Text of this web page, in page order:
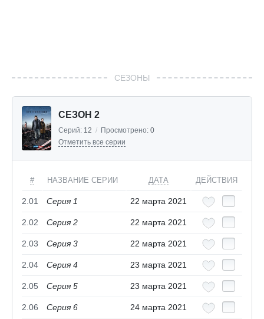
СЕЗОНЫ
СЕЗОН 2
Серий: 12 / Просмотрено: 0
Отметить все серии
# НАЗВАНИЕ СЕРИИ ДАТА ДЕЙСТВИЯ
2.01 Серия 1 22 марта 2021
2.02 Серия 2 22 марта 2021
2.03 Серия 3 22 марта 2021
2.04 Серия 4 23 марта 2021
2.05 Серия 5 23 марта 2021
2.06 Серия 6 24 марта 2021